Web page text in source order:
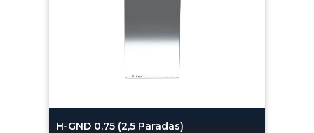
H-GND 0.75 (2,5 Paradas)